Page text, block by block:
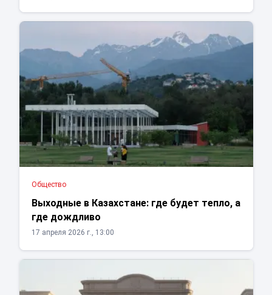
Общество
Выходные в Казахстане: где будет тепло, а
где дождливо
17 апреля 2026 г., 13:00